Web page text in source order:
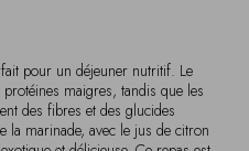
pour un déjeuner nutritif. Le
maigres, tandis que les
des fibres et des glucides
marinade, avec le jus de citron
et délicieuse. Ce repas est
et équilibrée.